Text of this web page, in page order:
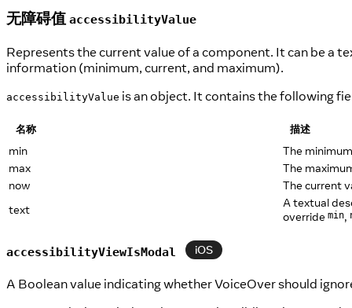
无障碍值 accessibilityValue
Represents the current value of a component. It can be a
information (minimum, current, and maximum).
accessibilityValue is an object. It contains the following
名称 描述
min
The
max
The
now
The current
text
A textual
override min,
accessibilityViewIsModal iOS
A Boolean value indicating whether VoiceOver should